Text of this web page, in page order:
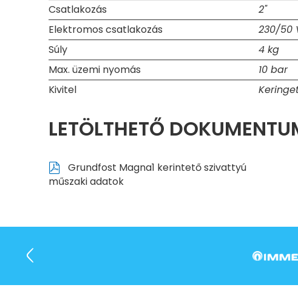
Csatlakozás
2"
Elektromos csatlakozás
230/50
Súly
4 kg
Max. üzemi nyomás
10 bar
Kivitel
LETÖLTHETŐ
Grundfost Magna1 kerintető szivattyú
műszaki adatok